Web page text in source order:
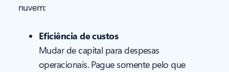
nuvem:
Eficiência de custos
Mudar de capital para despesas
operacionais. Pague somente pelo que